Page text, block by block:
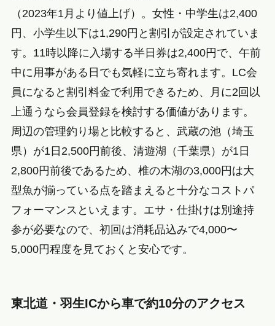
（2023年1月より値上げ）。女性・中学生は2,400
円、小学生以下は1,290円と割引が設定されていま
す。11時以降に入場する半日券は2,400円で、午前
中に用事がある日でも気軽に立ち寄れます。LC会
員になると割引料金で利用できるため、月に2回以
上通うなら会員登録を検討する価値があります。
周辺の管理釣り場と比較すると、武蔵の池（埼玉
県）が1日2,500円前後、清遊湖（千葉県）が1日
2,800円前後であるため、椎の木湖の3,000円は大
型魚が揃っている点を踏まえると十分なコストパ
フォーマンスといえます。エサ・仕掛けは別途持
参が必要なので、初回は消耗品込みで4,000〜
5,000円程度を見ておくと安心です。
東北道・羽生ICから車で約10分のアクセス